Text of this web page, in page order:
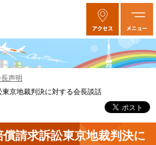
声明
京地裁判決に対する会長談話
請求訴訟東京地裁判決に